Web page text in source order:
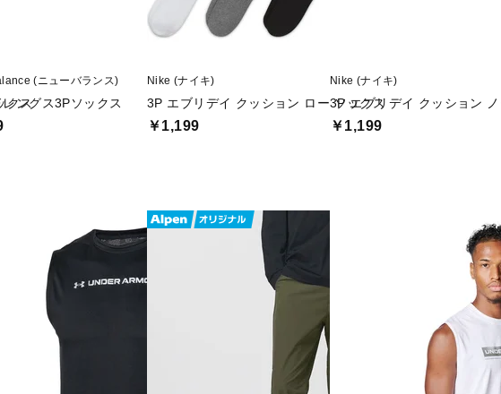
クス
(ニューバランス)
ングス3Pソックス
Nike (ナイキ)
3P エブリデイ クッション ロー ソックス
￥1,199
Nike (ナイキ)
3P エブリデイ クッション
￥1,199